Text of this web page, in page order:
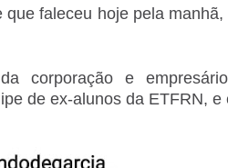
faleceu hoje pela
corporação e
de ex-alunos da ETFRN, e